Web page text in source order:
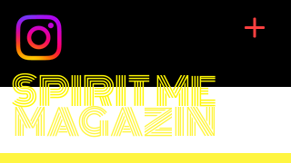
SPIRIT ME
MAGAZIN